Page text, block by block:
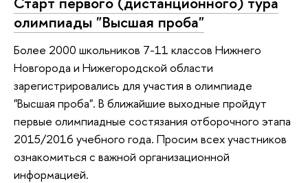
олимпиады "Высшая проба"
Более 2000 школьников 7-11 классов Нижнего
Новгорода и Нижегородской области
зарегистрировались для участия в олимпиаде
"Высшая проба". В ближайшие выходные пройдут
первые олимпиадные состязания отборочного этапа
2015/2016 учебного года. Просим всех участников
ознакомиться с важной организационной
информацией.